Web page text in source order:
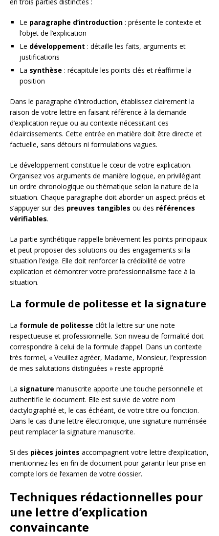
Le paragraphe d’introduction : présente le contexte et
l’objet de l’explication
Le développement : détaille les faits, arguments et
justifications
La synthèse : récapitule les points clés et réaffirme la
position
Dans le paragraphe d’introduction, établissez clairement la
raison de votre lettre en faisant référence à la demande
d’explication reçue ou au contexte nécessitant ces
éclaircissements. Cette entrée en matière doit être directe et
factuelle, sans détours ni formulations vagues.
Le développement constitue le cœur de votre explication.
Organisez vos arguments de manière logique, en privilégiant
un ordre chronologique ou thématique selon la nature de la
situation. Chaque paragraphe doit aborder un aspect précis et
s’appuyer sur des preuves tangibles ou des références
vérifiables.
La partie synthétique rappelle brièvement les points principaux
et peut proposer des solutions ou des engagements si la
situation l’exige. Elle doit renforcer la crédibilité de votre
explication et démontrer votre professionnalisme face à la
situation.
La formule de politesse et la signature
La formule de politesse clôt la lettre sur une note
respectueuse et professionnelle. Son niveau de formalité doit
correspondre à celui de la formule d’appel. Dans un contexte
très formel, « Veuillez agréer, Madame, Monsieur, l’expression
de mes salutations distinguées » reste approprié.
La signature manuscrite apporte une touche personnelle et
authentifie le document. Elle est suivie de votre nom
dactylographié et, le cas échéant, de votre titre ou fonction.
Dans le cas d’une lettre électronique, une signature numérisée
peut remplacer la signature manuscrite.
Si des pièces jointes accompagnent votre lettre d’explication,
mentionnez-les en fin de document pour garantir leur prise en
compte lors de l’examen de votre dossier.
Techniques rédactionnelles pour
une lettre d’explication
convaincante